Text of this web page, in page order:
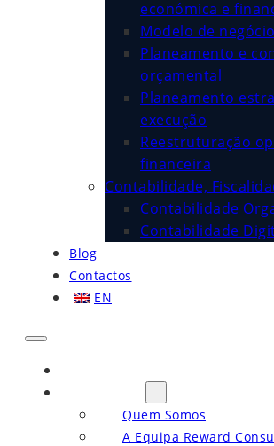
económica e
Modelo de
Planeamento e
orçamental
Planeamento
execução
Reestruturação
financeira
Contabilidade,
Contabilidade
Contabilidade
Blog
Contactos
EN
Quem Somos
A Equipa Reward